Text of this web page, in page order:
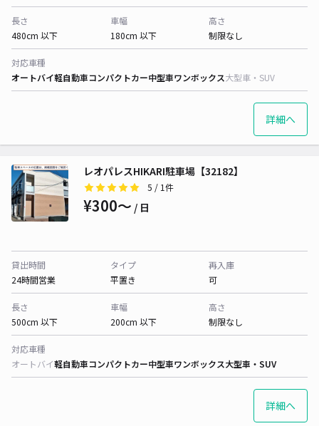
長さ
480cm 以下
車幅
180cm 以下
高さ
制限なし
対応車種
オートバイ軽自動車コンパクトカー中型車ワンボックス大型車・SUV
詳細へ
レオパレスHIKARI駐車場【32182】
5 / 1件
¥300〜 / 日
貸出時間
24時間営業
タイプ
平置き
再入庫
可
長さ
500cm 以下
車幅
200cm 以下
高さ
制限なし
対応車種
オートバイ軽自動車コンパクトカー中型車ワンボックス大型車・SUV
詳細へ